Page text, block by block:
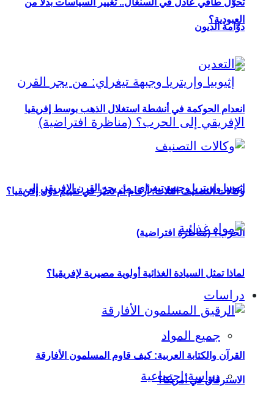
العبودية؟
إثيوبيا وإريتريا وجبهة تيغراي: من يجر القرن الإفريقي إلى
الحرب؟ (مناظرة افتراضية)
دراسات
جميع المواد
دراسة اجتماعية
تحوُّل طاقي عادل في السنغال.. تغيير السياسات بدلاً من
دوّامة الديون
انعدام الحوكمة في أنشطة استغلال الذهب بوسط إفريقيا
وكالات التصنيف الثلاث: أرقام أم تحيّز في تقييم دول إفريقيا؟
لماذا تمثل السيادة الغذائية أولوية مصيرية لإفريقيا؟
القرآن والكتابة العربية: كيف قاوم المسلمون الأفارقة
الاسترقاق في أمريكا؟